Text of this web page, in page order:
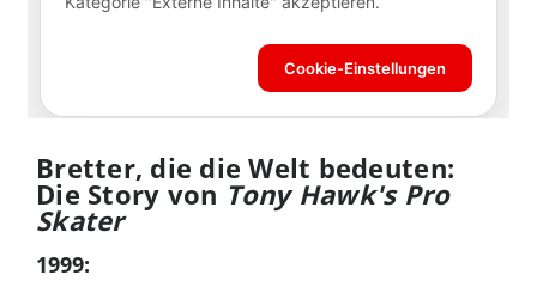
Bretter, die die Welt bedeuten:
Die Story von Tony Hawk's Pro
Skater
1999: